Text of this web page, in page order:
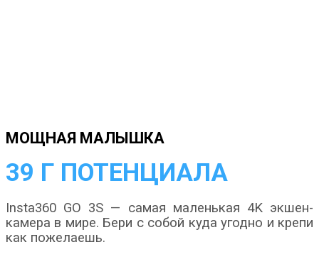
МОЩНАЯ МАЛЫШКА
39 Г ПОТЕНЦИАЛА
Insta360 GO 3S — самая маленькая 4K экшен-
камера в мире. Бери с собой куда угодно и крепи
как пожелаешь.